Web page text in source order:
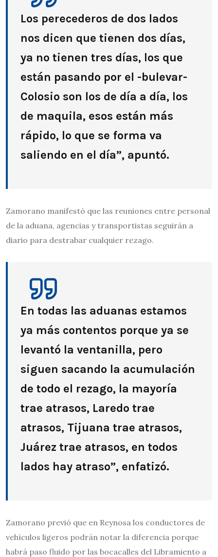
Los perecederos de dos lados
nos dicen que tienen dos días,
ya no tienen tres días, los que
están pasando por el -bulevar-
Colosio son los de día a día, los
de maquila, esos están más
rápido, lo que se forma va
saliendo en el día”, apuntó.
Zamorano manifestó que las reuniones entre personal
de la aduana, agencias y transportistas seguirán a
diario para destrabar cualquier rezago.
En todas las aduanas estamos
ya más contentos porque ya se
levantó la ventanilla, pero
siguen sacando la acumulación
de todo el rezago, la mayoría
trae atrasos, Laredo trae
atrasos, Tijuana trae atrasos,
Juárez trae atrasos, en todos
lados hay atraso”, enfatizó.
Zamorano previó que en Reynosa los conductores de
vehículos ligeros podrán notar la diferencia porque
habrá paso fluido por las bocacalles del Libramiento a